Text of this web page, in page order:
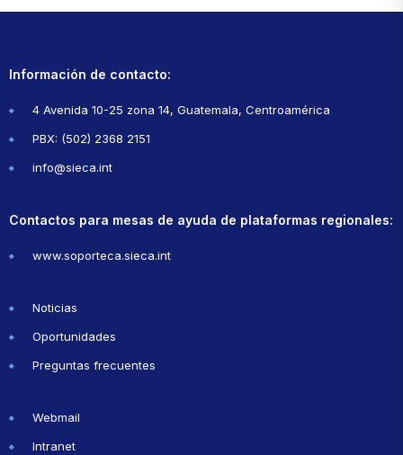
Información de contacto:
4 Avenida 10-25 zona 14, Guatemala, Centroamérica
PBX: (502) 2368 2151
info@sieca.int
Contactos para mesas de ayuda de plataformas regionales:
www.soporteca.sieca.int
Noticias
Oportunidades
Preguntas frecuentes
Webmail
Intranet